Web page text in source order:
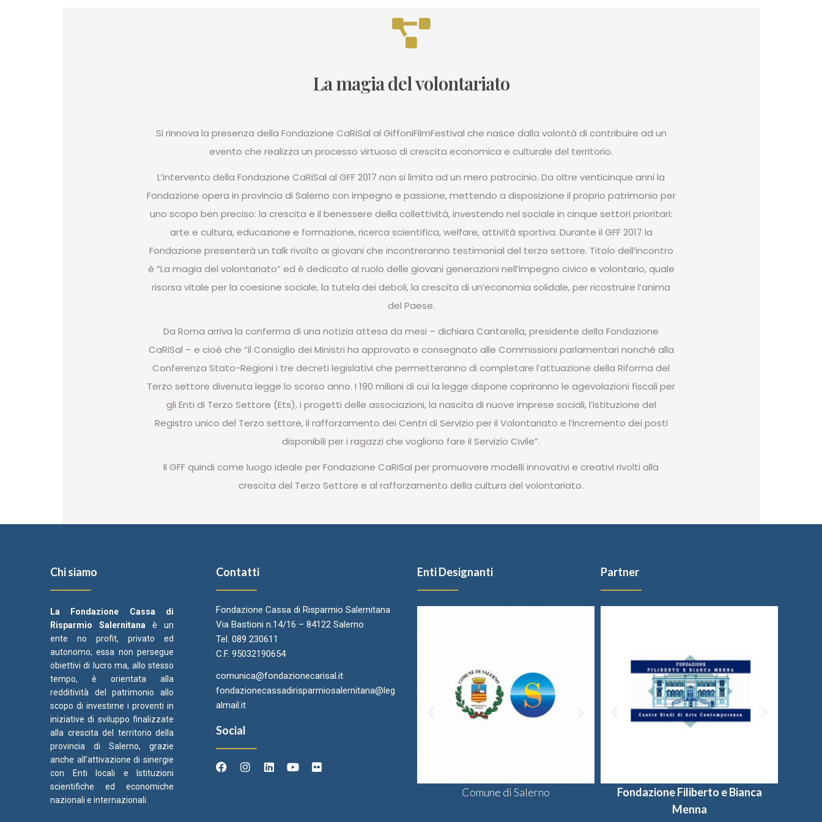
La magia del volontariato
Si rinnova la presenza della Fondazione CaRiSal al GiffoniFilmFestival che nasce dalla volontà di contribuire ad un
evento che realizza un processo virtuoso di crescita economica e culturale del territorio.
L’intervento della Fondazione CaRiSal al GFF 2017 non si limita ad un mero patrocinio. Da oltre venticinque anni la
Fondazione opera in provincia di Salerno con impegno e passione, mettendo a disposizione il proprio patrimonio per
uno scopo ben preciso: la crescita e il benessere della collettività, investendo nel sociale in cinque settori prioritari:
arte e cultura, educazione e formazione, ricerca scientifica, welfare, attività sportiva. Durante il GFF 2017 la
Fondazione presenterà un talk rivolto ai giovani che incontreranno testimonial del terzo settore. Titolo dell’incontro
è “La magia del volontariato” ed è dedicato al ruolo delle giovani generazioni nell’impegno civico e volontario, quale
risorsa vitale per la coesione sociale, la tutela dei deboli, la crescita di un’economia solidale, per ricostruire l’anima
del Paese.
Da Roma arriva la conferma di una notizia attesa da mesi – dichiara Cantarella, presidente della Fondazione
CaRiSal – e cioè che “il Consiglio dei Ministri ha approvato e consegnato alle Commissioni parlamentari nonché alla
Conferenza Stato-Regioni i tre decreti legislativi che permetteranno di completare l’attuazione della Riforma del
Terzo settore divenuta legge lo scorso anno. I 190 milioni di cui la legge dispone copriranno le agevolazioni fiscali per
gli Enti di Terzo Settore (Ets), i progetti delle associazioni, la nascita di nuove imprese sociali, l’istituzione del
Registro unico del Terzo settore, il rafforzamento dei Centri di Servizio per il Volontariato e l’incremento dei posti
disponibili per i ragazzi che vogliono fare il Servizio Civile”.
Il GFF quindi come luogo ideale per Fondazione CaRiSal per promuovere modelli innovativi e creativi rivolti alla
crescita del Terzo Settore e al rafforzamento della cultura del volontariato.
Chi siamo
La Fondazione Cassa di
Risparmio Salernitana è un
ente no profit, privato ed
autonomo; essa non persegue
obiettivi di lucro ma, allo stesso
tempo, è orientata alla
redditività del patrimonio allo
scopo di investirne i proventi in
iniziative di sviluppo finalizzate
alla crescita del territorio della
provincia di Salerno, grazie
anche all’attivazione di sinergie
con Enti locali e Istituzioni
scientifiche ed economiche
nazionali e internazionali.
Contatti
Fondazione Cassa di Risparmio Salernitana
Via Bastioni n.14/16 – 84122 Salerno
Tel. 089 230611
C.F. 95032190654
comunica@fondazionecarisal.it
fondazionecassadirisparmiosalernitana@leg
almail.it
Social
Enti Designanti
Arcidiocesi di Salerno Campagna
Comune di Salerno Provincia di Salerno
Partner
Sodalis CSV
Fondazione Filiberto e Bianca
Menna